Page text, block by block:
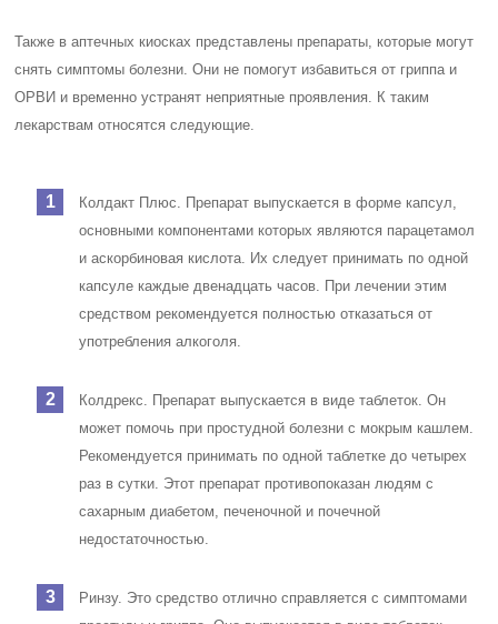
Также в аптечных киосках представлены препараты, которые могут
снять симптомы болезни. Они не помогут избавиться от гриппа и
ОРВИ и временно устранят неприятные проявления. К таким
лекарствам относятся следующие.
Колдакт Плюс. Препарат выпускается в форме капсул,
основными компонентами которых являются парацетамол
и аскорбиновая кислота. Их следует принимать по одной
капсуле каждые двенадцать часов. При лечении этим
средством рекомендуется полностью отказаться от
употребления алкоголя.
Колдрекс. Препарат выпускается в виде таблеток. Он
может помочь при простудной болезни с мокрым кашлем.
Рекомендуется принимать по одной таблетке до четырех
раз в сутки. Этот препарат противопоказан людям с
сахарным диабетом, печеночной и почечной
недостаточностью.
Ринзу. Это средство отлично справляется с симптомами